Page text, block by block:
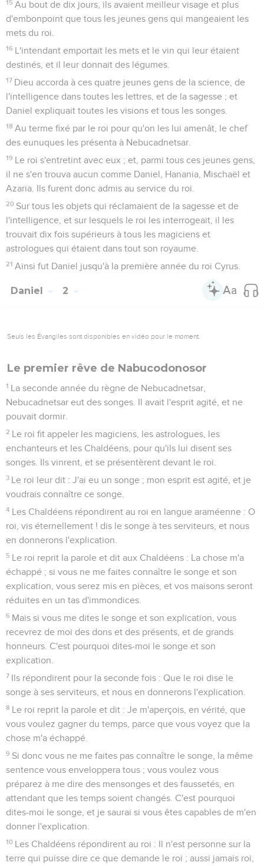
15 Au bout de dix jours, ils avaient meilleur visage et plus
d'embonpoint que tous les jeunes gens qui mangeaient les
mets du roi.
16 L'intendant emportait les mets et le vin qui leur étaient
destinés, et il leur donnait des légumes.
17 Dieu accorda à ces quatre jeunes gens de la science, de
l'intelligence dans toutes les lettres, et de la sagesse ; et
Daniel expliquait toutes les visions et tous les songes.
18 Au terme fixé par le roi pour qu'on les lui amenât, le chef
des eunuques les présenta à Nebucadnetsar.
19 Le roi s'entretint avec eux ; et, parmi tous ces jeunes gens,
il ne s'en trouva aucun comme Daniel, Hanania, Mischaël et
Azaria. Ils furent donc admis au service du roi.
20 Sur tous les objets qui réclamaient de la sagesse et de
l'intelligence, et sur lesquels le roi les interrogeait, il les
trouvait dix fois supérieurs à tous les magiciens et
astrologues qui étaient dans tout son royaume.
21 Ainsi fut Daniel jusqu'à la première année du roi Cyrus.
Daniel 2
Seuls les Évangiles sont disponibles en vidéo pour le moment.
Le premier rêve de Nabucodonosor
1 La seconde année du règne de Nebucadnetsar,
Nebucadnetsar eut des songes. Il avait l'esprit agité, et ne
pouvait dormir.
2 Le roi fit appeler les magiciens, les astrologues, les
enchanteurs et les Chaldéens, pour qu'ils lui disent ses
songes. Ils vinrent, et se présentèrent devant le roi.
3 Le roi leur dit : J'ai eu un songe ; mon esprit est agité, et je
voudrais connaître ce songe.
4 Les Chaldéens répondirent au roi en langue araméenne : O
roi, vis éternellement ! dis le songe à tes serviteurs, et nous
en donnerons l'explication.
5 Le roi reprit la parole et dit aux Chaldéens : La chose m'a
échappé ; si vous ne me faites connaître le songe et son
explication, vous serez mis en pièces, et vos maisons seront
réduites en un tas d'immondices.
6 Mais si vous me dites le songe et son explication, vous
recevrez de moi des dons et des présents, et de grands
honneurs. C'est pourquoi dites-moi le songe et son
explication.
7 Ils répondirent pour la seconde fois : Que le roi dise le
songe à ses serviteurs, et nous en donnerons l'explication.
8 Le roi reprit la parole et dit : Je m'aperçois, en vérité, que
vous voulez gagner du temps, parce que vous voyez que la
chose m'a échappé.
9 Si donc vous ne me faites pas connaître le songe, la même
sentence vous enveloppera tous ; vous voulez vous
préparez à me dire des mensonges et des faussetés, en
attendant que les temps soient changés. C'est pourquoi
dites-moi le songe, et je saurai si vous êtes capables de m'en
donner l'explication.
10 Les Chaldéens répondirent au roi : Il n'est personne sur la
terre qui puisse dire ce que demande le roi ; aussi jamais roi,